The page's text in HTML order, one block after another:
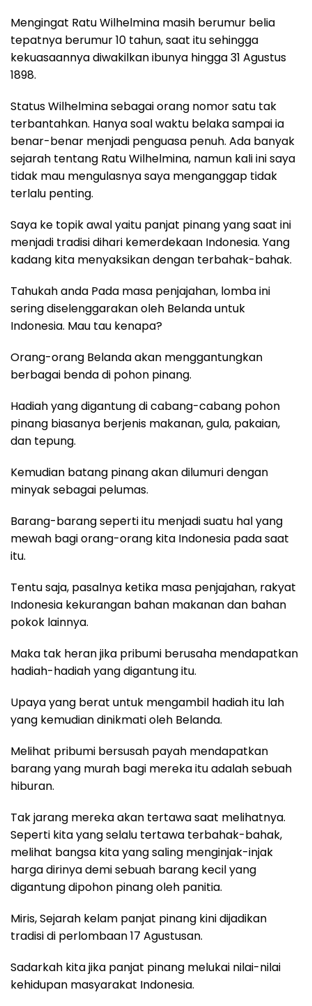
Mengingat Ratu Wilhelmina masih berumur belia
tepatnya berumur 10 tahun, saat itu sehingga
kekuasaannya diwakilkan ibunya hingga 31 Agustus
1898.
Status Wilhelmina sebagai orang nomor satu tak
terbantahkan. Hanya soal waktu belaka sampai ia
benar-benar menjadi penguasa penuh. Ada banyak
sejarah tentang Ratu Wilhelmina, namun kali ini saya
tidak mau mengulasnya saya menganggap tidak
terlalu penting.
Saya ke topik awal yaitu panjat pinang yang saat ini
menjadi tradisi dihari kemerdekaan Indonesia. Yang
kadang kita menyaksikan dengan terbahak-bahak.
Tahukah anda Pada masa penjajahan, lomba ini
sering diselenggarakan oleh Belanda untuk
Indonesia. Mau tau kenapa?
Orang-orang Belanda akan menggantungkan
berbagai benda di pohon pinang.
Hadiah yang digantung di cabang-cabang pohon
pinang biasanya berjenis makanan, gula, pakaian,
dan tepung.
Kemudian batang pinang akan dilumuri dengan
minyak sebagai pelumas.
Barang-barang seperti itu menjadi suatu hal yang
mewah bagi orang-orang kita Indonesia pada saat
itu.
Tentu saja, pasalnya ketika masa penjajahan, rakyat
Indonesia kekurangan bahan makanan dan bahan
pokok lainnya.
Maka tak heran jika pribumi berusaha mendapatkan
hadiah-hadiah yang digantung itu.
Upaya yang berat untuk mengambil hadiah itu lah
yang kemudian dinikmati oleh Belanda.
Melihat pribumi bersusah payah mendapatkan
barang yang murah bagi mereka itu adalah sebuah
hiburan.
Tak jarang mereka akan tertawa saat melihatnya.
Seperti kita yang selalu tertawa terbahak-bahak,
melihat bangsa kita yang saling menginjak-injak
harga dirinya demi sebuah barang kecil yang
digantung dipohon pinang oleh panitia.
Miris, Sejarah kelam panjat pinang kini dijadikan
tradisi di perlombaan 17 Agustusan.
Sadarkah kita jika panjat pinang melukai nilai-nilai
kehidupan masyarakat Indonesia.